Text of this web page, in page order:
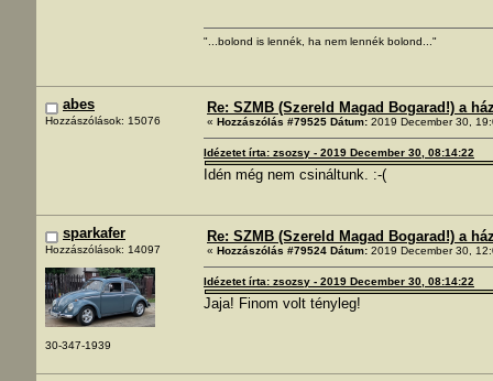
"...bolond is lennék, ha nem lennék bolond..."
abes
Hozzászólások: 15076
Re: SZMB (Szereld Magad Bogarad!) a
« Hozzászólás #79525 Dátum: 2019 December 30,
Idézetet írta: zsozsy - 2019 December 30, 08:14:22
Idén még nem csináltunk. :-(
sparkafer
Hozzászólások: 14097
30-347-1939
Re: SZMB (Szereld Magad Bogarad!) a
« Hozzászólás #79524 Dátum: 2019 December 30,
Idézetet írta: zsozsy - 2019 December 30, 08:14:22
Jaja! Finom volt tényleg!